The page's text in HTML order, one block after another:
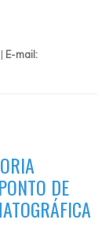
E-mail:
DE